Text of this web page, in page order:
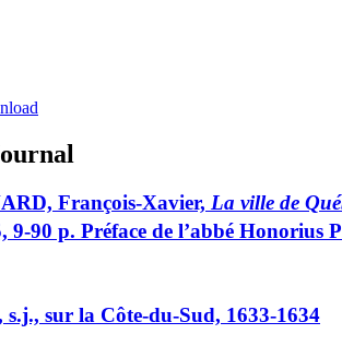
François-Xavier, La ville de
9-90 p. Préface de l’abbé Honorius
sur la Côte-du-Sud, 1633-1634